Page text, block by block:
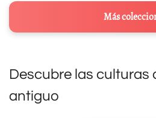
Más
Descubre las culturas
antiguo